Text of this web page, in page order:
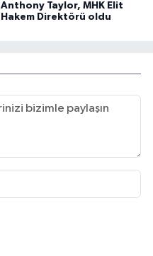
Anthony Taylor, MHK Elit
Hakem Direktörü oldu